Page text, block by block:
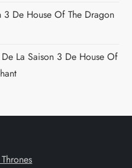
3 De House Of The Dragon
La Saison 3 De House Of